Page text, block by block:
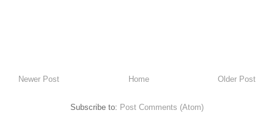
Newer Post Older Post
Home
Subscribe to: Post Comments (Atom)